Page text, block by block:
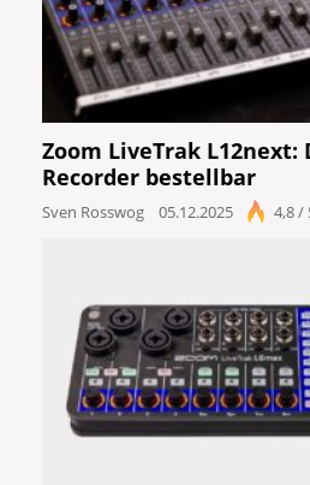
Zoom LiveTrak
Recorder bestellbar
Sven Rosswog 05.12.2025 4,8 /